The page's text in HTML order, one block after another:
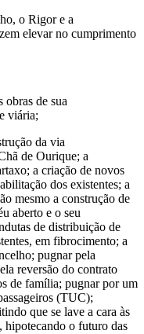
o Rigor e a
elevar no cumprimento
de sua
viária;
da via
de Ourique; a
a criação de novos
dos existentes; a
mesmo a construção de
aberto e o seu
de distribuição de
em fibrocimento; a
pugnar pela
reversão do contrato
de família; pugnar por um
(TUC);
que se lave a cara às
hipotecando o futuro das